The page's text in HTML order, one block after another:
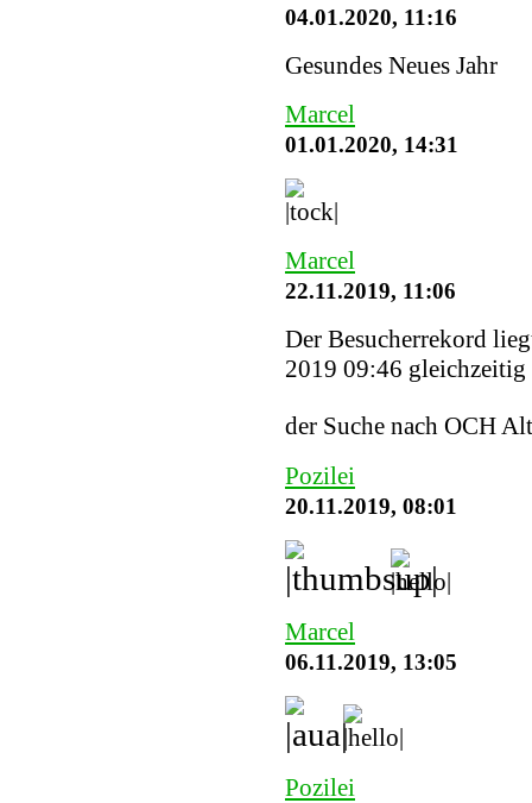
04.01.2020, 11:16
Gesundes Neues Jahr
Marcel
01.01.2020, 14:31
Marcel
22.11.2019, 11:06
Der Besucherrekord
2019 09:46
der Suche nach OCH
Pozilei
20.11.2019, 08:01
Marcel
06.11.2019, 13:05
Pozilei